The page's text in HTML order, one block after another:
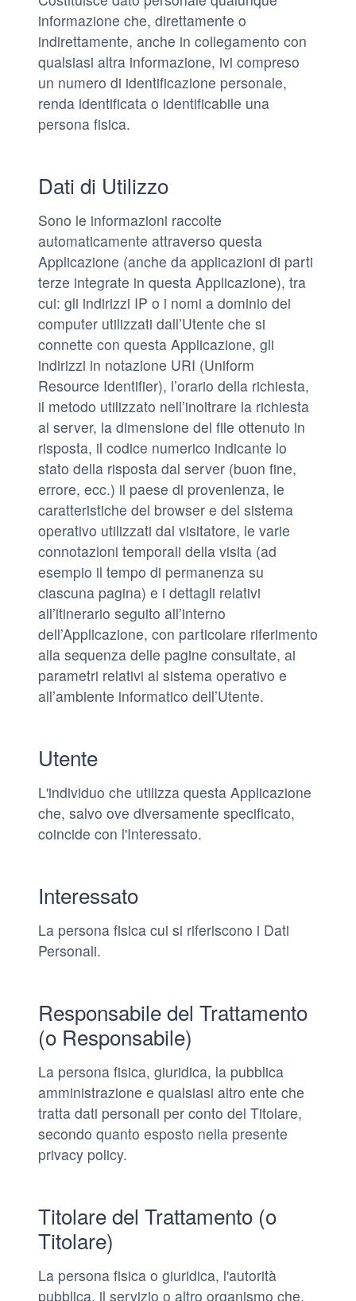
informazione che, direttamente o
indirettamente, anche in collegamento con
qualsiasi altra informazione, ivi compreso
un numero di identificazione personale,
renda identificata o identificabile una
persona fisica.
Dati di Utilizzo
Sono le informazioni raccolte
automaticamente attraverso questa
Applicazione (anche da applicazioni di parti
terze integrate in questa Applicazione), tra
cui: gli indirizzi IP o i nomi a dominio dei
computer utilizzati dall’Utente che si
connette con questa Applicazione, gli
indirizzi in notazione URI (Uniform
Resource Identifier), l’orario della richiesta,
il metodo utilizzato nell’inoltrare la richiesta
al server, la dimensione del file ottenuto in
risposta, il codice numerico indicante lo
stato della risposta dal server (buon fine,
errore, ecc.) il paese di provenienza, le
caratteristiche del browser e del sistema
operativo utilizzati dal visitatore, le varie
connotazioni temporali della visita (ad
esempio il tempo di permanenza su
ciascuna pagina) e i dettagli relativi
all’itinerario seguito all’interno
dell’Applicazione, con particolare riferimento
alla sequenza delle pagine consultate, ai
parametri relativi al sistema operativo e
all’ambiente informatico dell’Utente.
Utente
L'individuo che utilizza questa Applicazione
che, salvo ove diversamente specificato,
coincide con l'Interessato.
Interessato
La persona fisica cui si riferiscono i Dati
Personali.
Responsabile del Trattamento
(o Responsabile)
La persona fisica, giuridica, la pubblica
amministrazione e qualsiasi altro ente che
tratta dati personali per conto del Titolare,
secondo quanto esposto nella presente
privacy policy.
Titolare del Trattamento (o
Titolare)
La persona fisica o giuridica, l'autorità
pubblica, il servizio o altro organismo che,